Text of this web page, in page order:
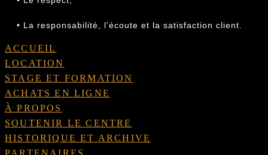
• La responsabilité, l’écoute et la satisfaction client.
ACCUEIL
LOCATION
STAGE ET FORMATION
ACHATS EN LIGNE
À PROPOS
SOUTENIR LE CENTRE
HISTORIQUE ET ARCHIVE
PARTENAIRES